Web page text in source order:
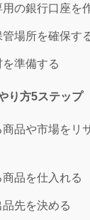
の銀行口座を
場所を確保す
準備する
り方5ステップ
商品や市場をリ
品を仕入れる
先を決める